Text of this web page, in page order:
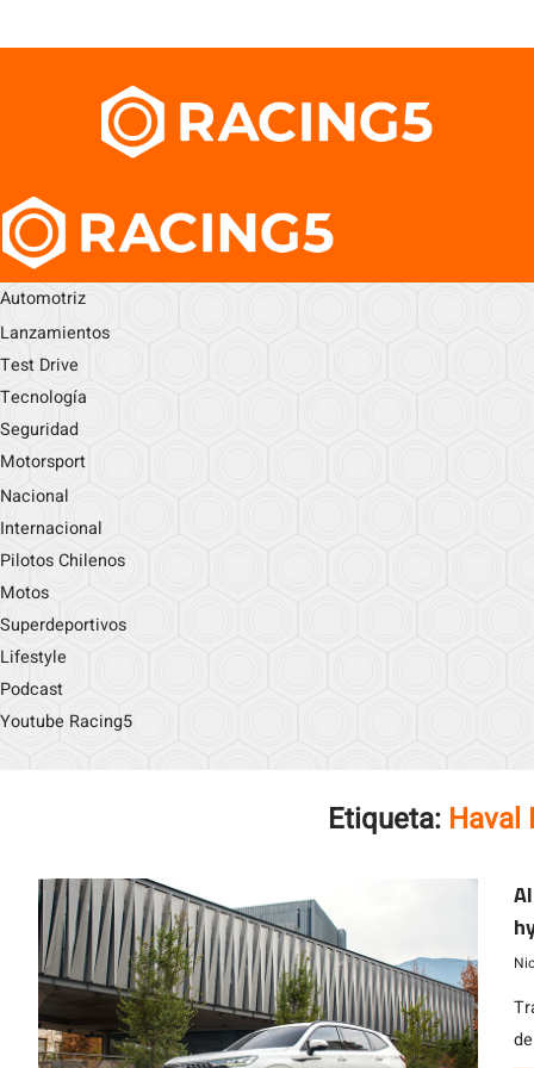
Automotriz
Lanzamientos
Test Drive
Tecnología
Seguridad
Motorsport
Nacional
Internacional
Pilotos Chilenos
Motos
Superdeportivos
Lifestyle
Podcast
Youtube Racing5
Etiqueta: Haval